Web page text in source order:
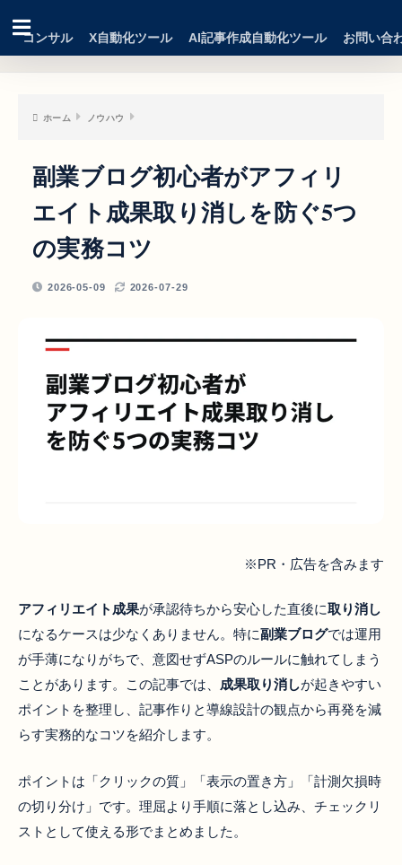
コンサル X自動化ツール AI記事作成自動化ツール お問い合
ホーム ノウハウ
副業ブログ初心者がアフィリ
エイト成果取り消しを防ぐ5つ
の実務コツ
2026-05-09 2026-07-29
※PR・広告を含みます
アフィリエイト成果が承認待ちから安心した直後に取り消し
になるケースは少なくありません。特に副業ブログでは運用
が手薄になりがちで、意図せずASPのルールに触れてしまう
ことがあります。この記事では、 成果取り消しが起きやすい
ポイントを整理し、記事作りと導線設計の観点から再発を減
らす実務的なコツを紹介します。
ポイントは「クリックの質」「表示の置き方」「計測欠損時
の切り分け」です。理屈より手順に落とし込み、チェックリ
ストとして使える形でまとめました。